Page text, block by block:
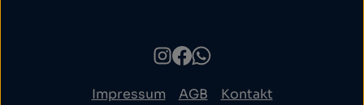
Impressum AGB Kontakt